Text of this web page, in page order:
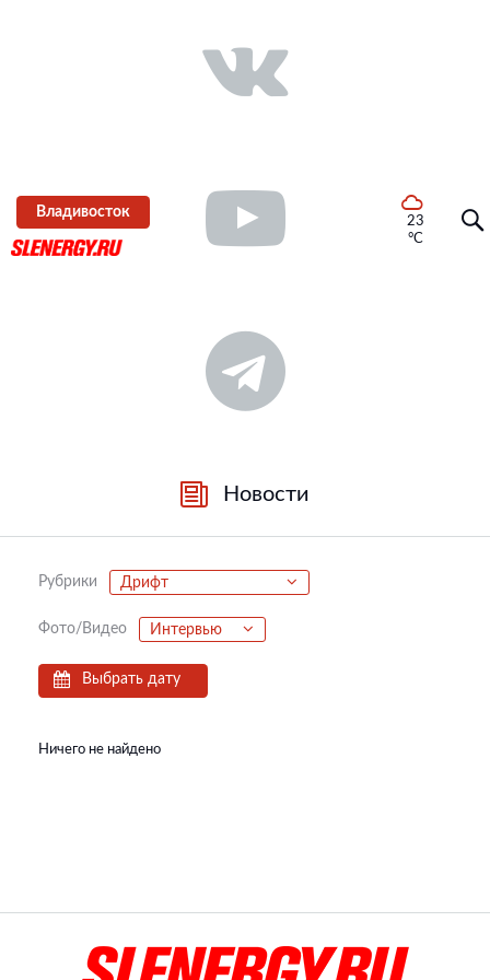
Владивосток
23
°C
Новости
Рубрики Дрифт
Фото/Видео Интервью
Выбрать дату
Ничего не найдено